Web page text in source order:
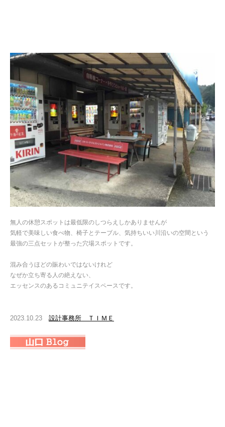
無人の休憩スポットは最低限のしつらえしかありませんが
気軽で美味しい食べ物、椅子とテーブル、気持ちいい川沿いの空間という
最強の三点セットが整った穴場スポットです。
混み合うほどの賑わいではないけれど
なぜか立ち寄る人の絶えない、
エッセンスのあるコミュニテイスペースです。
2023.10.23 設計事務所 ＴＩＭＥ